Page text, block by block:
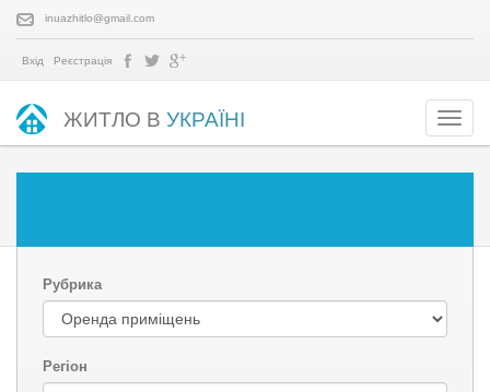
inuazhitlo@gmail.com
Вхід Реєстрація
ЖИТЛО В УКРАЇНІ
Рубрика
Регіон